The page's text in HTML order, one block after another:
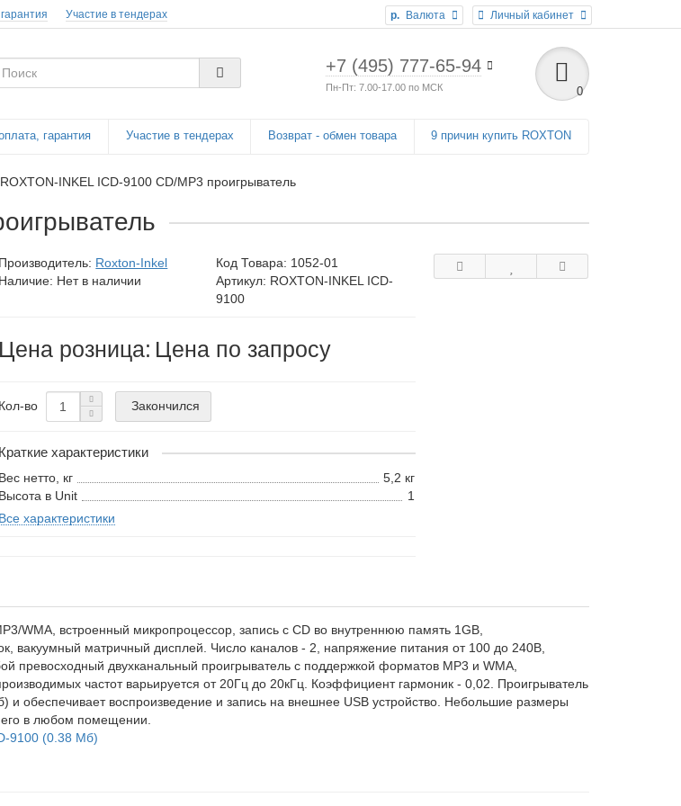
Личный кабинет
р. Валюта
Участие в тендерах
+7 (495) 777-65-94
Пн-Пт: 7.00-17.00 по МСК 0
гарантия Участие в тендерах Возврат - обмен товара 9 причин купить ROXTON
ROXTON-INKEL ICD-9100 CD/MP3 проигрыватель
Производитель: Roxton-Inkel Код Товара: 1052-01
Наличие: Нет в наличии
Артикул: ROXTON-INKEL ICD-
9100
Цена розница: Цена по запросу
Кол-во Закончился
Краткие характеристики
Вес нетто, кг
5,2 кг
Высота в Unit
1
Все характеристики
WMA, встроенный микропроцессор, запись с CD во внутреннюю память 1GB,
вакуумный матричный дисплей. Число каналов - 2, напряжение питания от 100 до 240В,
превосходный двухканальный проигрыватель с поддержкой форматов MP3 и WMA,
частот варьируется от 20Гц до 20кГц. Коэффициент гармоник - 0,02.
Проигрыватель
и обеспечивает воспроизведение и запись на внешнее USB устройство. Небольшие размеры
в любом помещении.
9100 (0.38 Мб)